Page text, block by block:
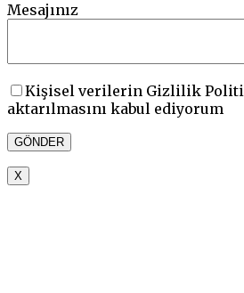
Mesajınız
Kişisel verilerin Gizlilik
aktarılmasını kabul ediyorum
X